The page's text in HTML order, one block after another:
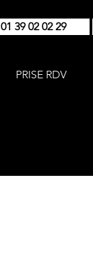
01 39 02 02 29
PRISE RDV